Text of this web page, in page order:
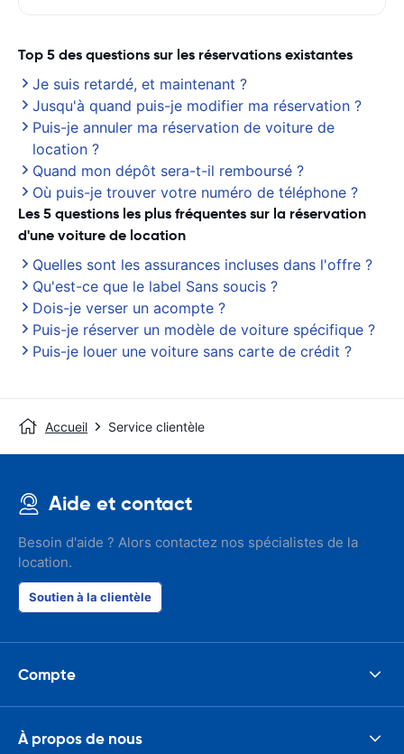
Top 5 des questions sur les réservations existantes
Je suis retardé, et maintenant ?
Jusqu'à quand puis-je modifier ma réservation ?
Puis-je annuler ma réservation de voiture de
location ?
Quand mon dépôt sera-t-il remboursé ?
Où puis-je trouver votre numéro de téléphone ?
Les 5 questions les plus fréquentes sur la réservation
d'une voiture de location
Quelles sont les assurances incluses dans l'offre ?
Qu'est-ce que le label Sans soucis ?
Dois-je verser un acompte ?
Puis-je réserver un modèle de voiture spécifique ?
Puis-je louer une voiture sans carte de crédit ?
Accueil Service clientèle
Aide et contact
Besoin d'aide ? Alors contactez nos spécialistes de la
location.
Soutien à la clientèle
Compte
À propos de nous